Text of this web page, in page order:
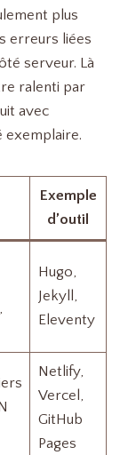
plus
erreurs liées
serveur. Là
ralenti par
avec
exemplaire.
Exemple
d’outil
Hugo,
Jekyll,
Eleventy
Netlify,
Vercel,
GitHub
Pages